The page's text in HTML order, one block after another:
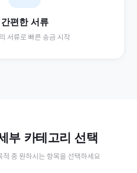
간편한 서류
서류로 빠른 송금 시작
부 카테고리 선택
적 중 원하시는 항목을 선택하세요